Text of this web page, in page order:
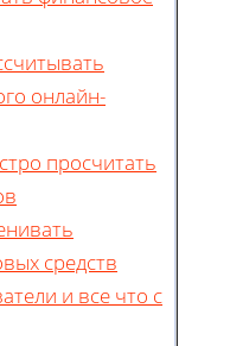
онлайн-
просчитать
средств
и все что с